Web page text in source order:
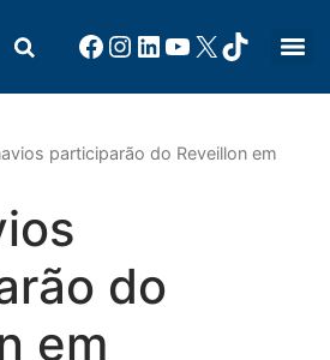
participarão do Reveillon em
do
em